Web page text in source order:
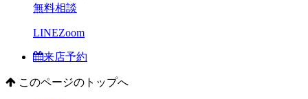
無料相談
LINEZoom
来店予約
このページのトップへ